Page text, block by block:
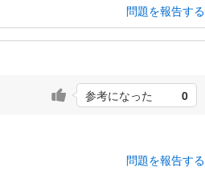
問題を報告する
参考になった 0
問題を報告する